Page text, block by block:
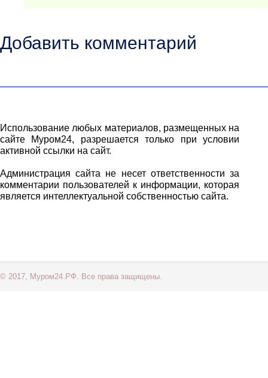
Добавить комментарий
Использование любых материалов, размещенных на
сайте Муром24, разрешается только при условии
активной ссылки на сайт.
Администрация сайта не несет ответственности за
комментарии пользователей к информации, которая
является интеллектуальной собственностью сайта.
© 2017, Муром24.РФ. Все права защищены.